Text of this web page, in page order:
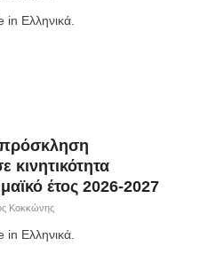
Ελληνικά.
κινητικότητα
έτος 2026-2027
Κοκκώνης
Ελληνικά.